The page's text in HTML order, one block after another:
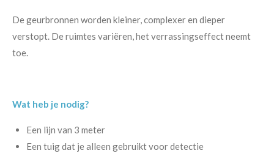
De geurbronnen worden kleiner, complexer en dieper
verstopt. De ruimtes variëren, het verrassingseffect neemt
toe.
Wat heb je nodig?
Een lijn van 3 meter
Een tuig dat je alleen gebruikt voor detectie